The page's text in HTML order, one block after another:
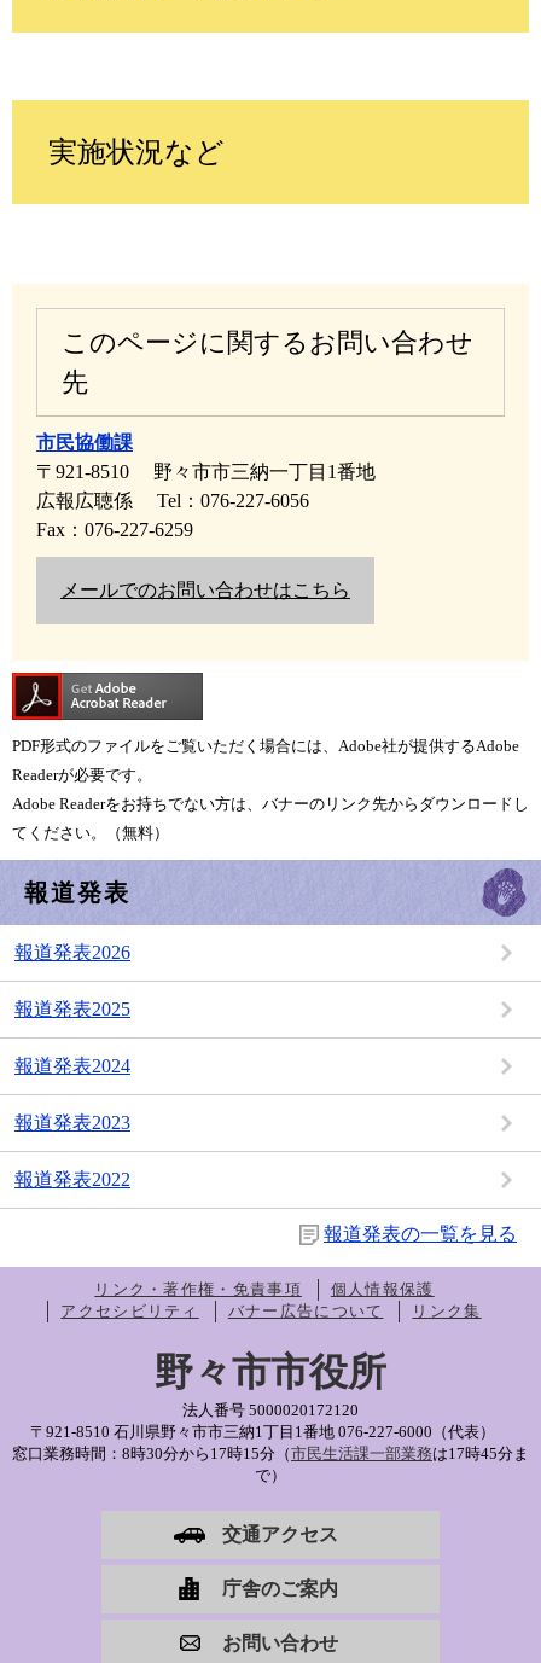
実施状況など
このページに関するお問い合わせ
先
市民協働課
〒921-8510
野々市市三納一丁目1番地
広報広聴係
Tel：076-227-6056
Fax：076-227-6259
メールでのお問い合わせはこちら
PDF形式のファイルをご覧いただく場合には、Adobe社が提供するAdobe
Readerが必要です。
Adobe Readerをお持ちでない方は、バナーのリンク先からダウンロードし
てください。（無料）
報道発表
報道発表2026
報道発表2025
報道発表2024
報道発表2023
報道発表2022
報道発表の一覧を見る
リンク・著作権・免責事項
個人情報保護
アクセシビリティ
バナー広告について リンク集
野々市市役所
法人番号 5000020172120
〒921-8510 石川県野々市市三納1丁目1番地 076-227-6000（代表）
窓口業務時間：8時30分から17時15分（市民生活課一部業務は17時45分ま
で）
交通アクセス
庁舎のご案内
お問い合わせ